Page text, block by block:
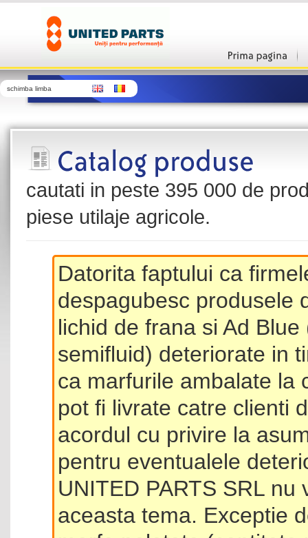
schimba limba
cautati in peste 395 000 de
piese utilaje agricole.
Datorita faptului ca
despagubesc produsele
lichid de frana si Ad
semifluid) deteriorate in
ca marfurile ambalate la
pot fi livrate catre clienti
acordul cu privire la
pentru eventualele
UNITED PARTS SRL
aceasta tema. Exceptie